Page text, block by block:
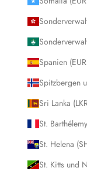
Spanien
Spitzbergen
Sri Lanka
St.
St. Helena
St. Kitts und